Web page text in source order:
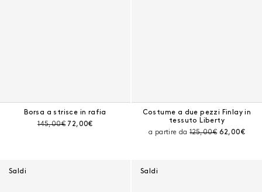
Borsa a strisce in rafia
Prezzo prima dello sconto:
145,00€ Prezzo corrente:
72,00€
Costume a due pezzi Finlay in
tessuto Liberty
a partire daPrezzo prima dello
125,00€ Prezzo
62,00€
Saldi Saldi